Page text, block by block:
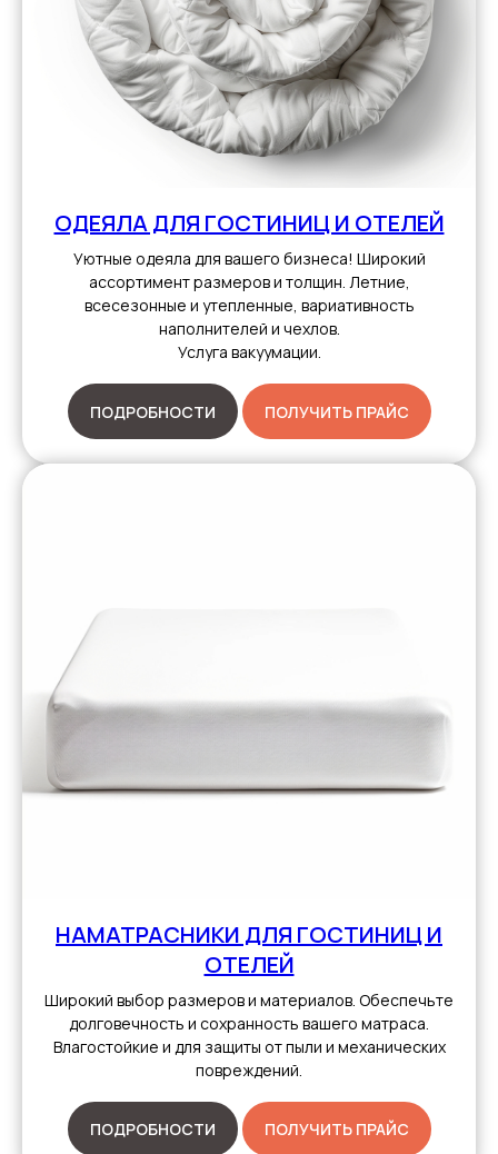
ОДЕЯЛА ДЛЯ ГОСТИНИЦ И ОТЕЛЕЙ
Уютные одеяла для вашего бизнеса! Широкий
ассортимент размеров и толщин. Летние,
всесезонные и утепленные, вариативность
наполнителей и чехлов.
Услуга вакуумации.
ПОДРОБНОСТИ ПОЛУЧИТЬ ПРАЙС
НАМАТРАСНИКИ ДЛЯ ГОСТИНИЦ И
ОТЕЛЕЙ
Широкий выбор размеров и материалов. Обеспечьте
долговечность и сохранность вашего матраса.
Влагостойкие и для защиты от пыли и механических
повреждений.
ПОДРОБНОСТИ ПОЛУЧИТЬ ПРАЙС